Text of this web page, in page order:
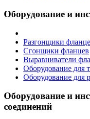
Оборудование и
Разгонщики
Сгонщики фланцев
Выравниватели
Оборудование для
Оборудование для
Оборудование и
соединений